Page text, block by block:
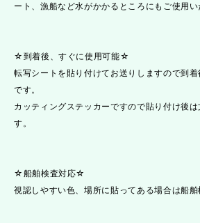
ート、漁船など水がかかるところにもご使用い
☆到着後、すぐに使用可能☆
転写シートを貼り付けてお送りしますので到
です。
カッティングステッカーですので貼り付け後
す。
☆船舶検査対応☆
視認しやすい色、場所に貼ってある場合は船舶